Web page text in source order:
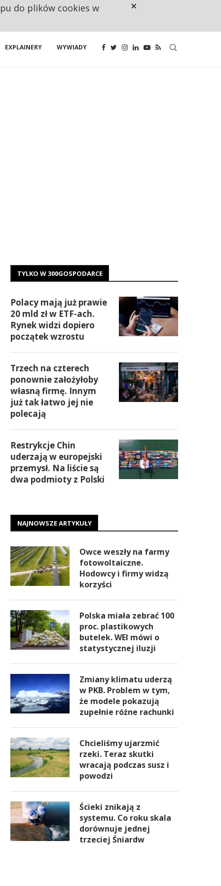
EXPLAINERY WYWIADY
TYLKO W 300GOSPODARCE
Polacy mają już prawie
20 mld zł w ETF-ach.
Rynek widzi dopiero
początek wzrostu
Trzech na czterech
ponownie założyłoby
własną firmę. Innym
już tak łatwo jej nie
polecają
Restrykcje Chin
uderzają w europejski
przemysł. Na liście są
dwa podmioty z Polski
NAJNOWSZE ARTYKUŁY
Owce weszły na farmy
fotowoltaiczne.
Hodowcy i firmy widzą
korzyści
Polska miała zebrać 100
proc. plastikowych
butelek. WEI mówi o
statystycznej iluzji
Zmiany klimatu uderzą
w PKB. Problem w tym,
że modele pokazują
zupełnie różne rachunki
Chcieliśmy ujarzmić
rzeki. Teraz skutki
wracają podczas susz i
powodzi
Ścieki znikają z
systemu. Co roku skala
dorównuje jednej
trzeciej Śniardw
do plików cookies w ×